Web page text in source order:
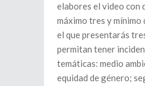
elabores el video con
máximo tres y mínimo
el que presentarás
permitan tener
temáticas: medio
equidad de género;